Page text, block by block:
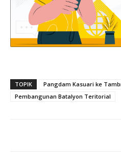
TOPIK
Pangdam Kasuari ke
Pembangunan Batalyon Teritorial